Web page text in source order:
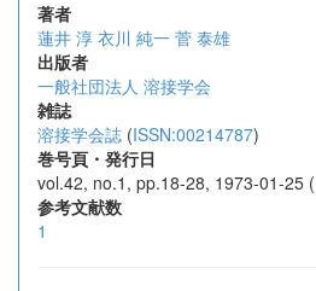
著者
蓮井 淳 衣川 純一 菅 泰雄
出版者
一般社団法人 溶接学会
雑誌
溶接学会誌 (ISSN:00214787)
巻号頁・発行日
vol.42, no.1, pp.18-28, 1973-01-25
参考文献数
1